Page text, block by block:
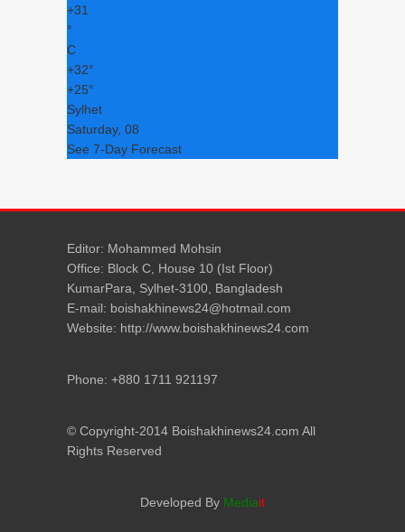
+31
°
C
+32°
+25°
Sylhet
Saturday, 08
See 7-Day Forecast
Editor: Mohammed Mohsin
Office: Block C, House 10 (Ist Floor)
KumarPara, Sylhet-3100, Bangladesh
E-mail: boishakhinews24@hotmail.com
Website: http://www.boishakhinews24.com
Phone: +880 1711 921197
© Copyright-2014 Boishakhinews24.com All
Rights Reserved
Developed By Mediait